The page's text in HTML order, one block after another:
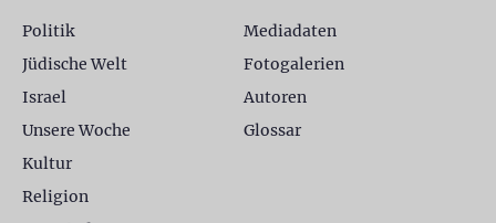
Politik
Jüdische Welt
Israel
Unsere Woche
Kultur
Religion
Mediadaten
Fotogalerien
Autoren
Glossar